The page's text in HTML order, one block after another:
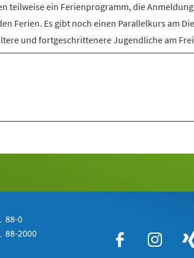
teilweise ein Ferienprogramm, die
Ferien. Es gibt noch einen Parallelkurs am
und fortgeschrittenere Jugendliche am
88-0
88-2000